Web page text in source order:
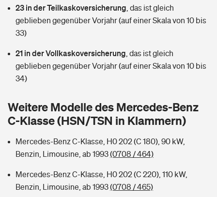
Zur Übersicht
Hochwasser-Check: Wie gefährdet ist Ihr Haus?
Wer versichert was: Jetzt Versicherer finden
Sie haben Fragen?
Handyversicherung
Private Cyberversicherung
Musikinstrumentenversicherung
Wer versichert was: Jetzt Versicherer finden
Sie haben Fragen?
Rentenrechner: Wie viel Geld bekomme ich im Alter?
23 in der Teilkaskoversicherung das ist gleich
geblieben gegenüber Vorjahr (auf einer Skala von 10 bis
33)
21 in der Vollkaskoversicherung das ist gleich
geblieben gegenüber Vorjahr (auf einer Skala von 10 bis
34)
Weitere Modelle des Mercedes-Benz
C-Klasse (HSN/TSN in Klammern)
Mercedes-Benz C-Klasse, H0 202 (C 180), 90 kW,
Benzin, Limousine, ab 1993(0708 / 464)
Mercedes-Benz C-Klasse, H0 202 (C 220), 110 kW,
Benzin, Limousine, ab 1993(0708 / 465)